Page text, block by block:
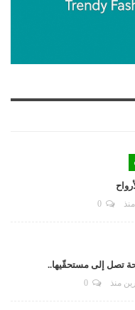
0
تصل إلى مستحقّيها..
منذ